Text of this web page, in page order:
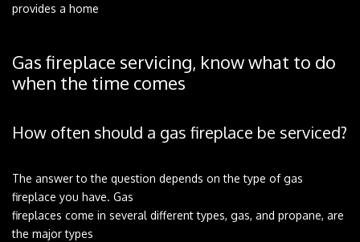
provides‌ ‌a‌ ‌home‌ ‌
Gas‌ ‌fireplace‌ ‌servicing,‌ ‌know‌ ‌what‌ ‌to‌ ‌do‌
‌when‌ ‌the‌ ‌time‌ ‌comes‌ ‌
How‌ ‌often‌ ‌should‌ ‌a‌ ‌gas‌ ‌fireplace‌ ‌be‌ ‌serviced?‌
The‌ ‌answer‌ ‌to‌ ‌the‌ ‌question‌ ‌depends‌ ‌on‌ ‌the‌ ‌type‌ ‌of‌ ‌gas‌
‌fireplace‌ ‌you‌ ‌have.‌ ‌Gas‌ ‌
fireplaces‌ ‌come‌ ‌in‌ ‌several‌ ‌different‌ ‌types,‌ ‌gas,‌ ‌and‌ ‌propane,‌ ‌are‌
‌the‌ ‌major‌ ‌types‌ ‌